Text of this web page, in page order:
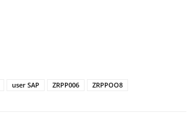
user SAP ZRPP006 ZRPPOO8